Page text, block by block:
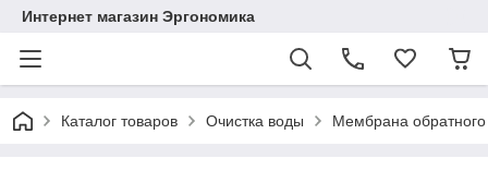
Интернет магазин Эргономика
Каталог товаров Очистка воды Мембрана